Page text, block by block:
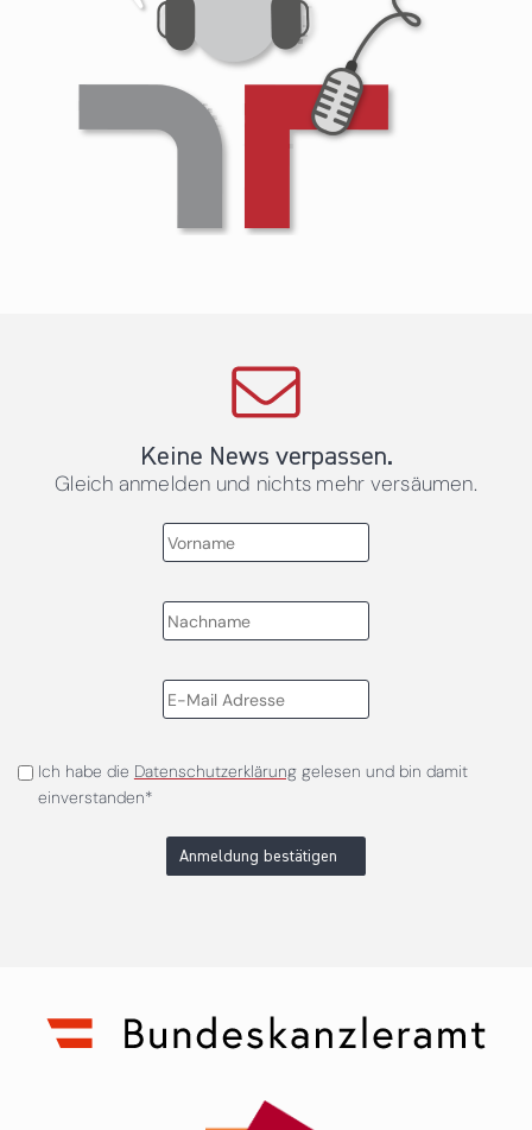
Keine News verpassen.
Gleich anmelden und nichts mehr versäumen.
Ich habe die Datenschutzerklärunggelesen und bin damit
einverstanden*
Anmeldung bestätigen